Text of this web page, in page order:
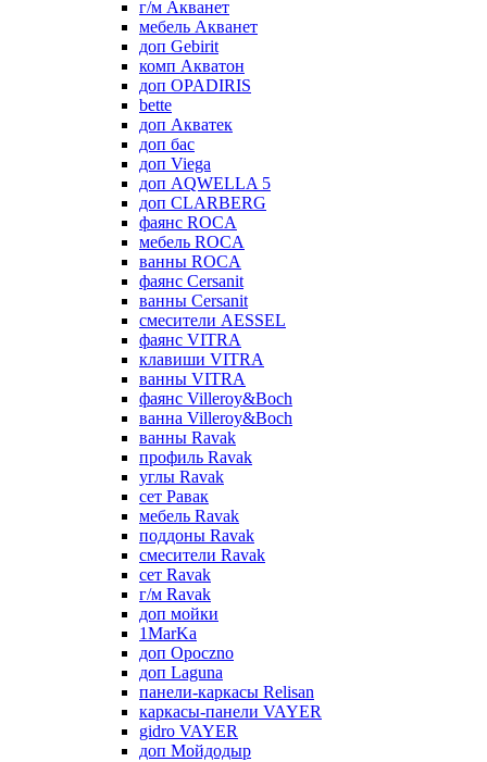
г/м Акванет
мебель Акванет
доп Gebirit
комп Акватон
доп OPADIRIS
bette
доп Акватек
доп бас
доп Viega
доп AQWELLA 5
доп CLARBERG
фаянс ROCA
мебель ROCA
ванны ROCA
фаянс Cersanit
ванны Cersanit
смесители AESSEL
фаянс VITRA
клавиши VITRA
ванны VITRA
фаянс Villeroy&Boch
ванна Villeroy&Boch
ванны Ravak
профиль Ravak
углы Ravak
сет Равак
мебель Ravak
поддоны Ravak
смесители Ravak
сет Ravak
г/м Ravak
доп мойки
1MarKa
доп Opoczno
доп Laguna
панели-каркасы Relisan
каркасы-панели VAYER
gidro VAYER
доп Мойдодыр